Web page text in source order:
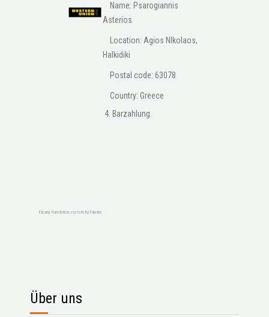
Name: Psarogiannis
Asterios
Location: Agios NIkolaos,
Halkidiki
Postal code: 63078
Country: Greece
4. Barzahlung.
FaLang translation system by Faboba
Über uns